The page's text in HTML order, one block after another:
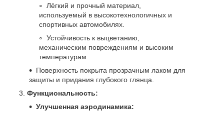
Лёгкий и прочный материал,
используемый в высокотехнологичных и
спортивных автомобилях.
Устойчивость к выцветанию,
механическим повреждениям и высоким
температурам.
Поверхность покрыта прозрачным лаком для
защиты и придания глубокого глянца.
Функциональность:
Улучшенная аэродинамика: